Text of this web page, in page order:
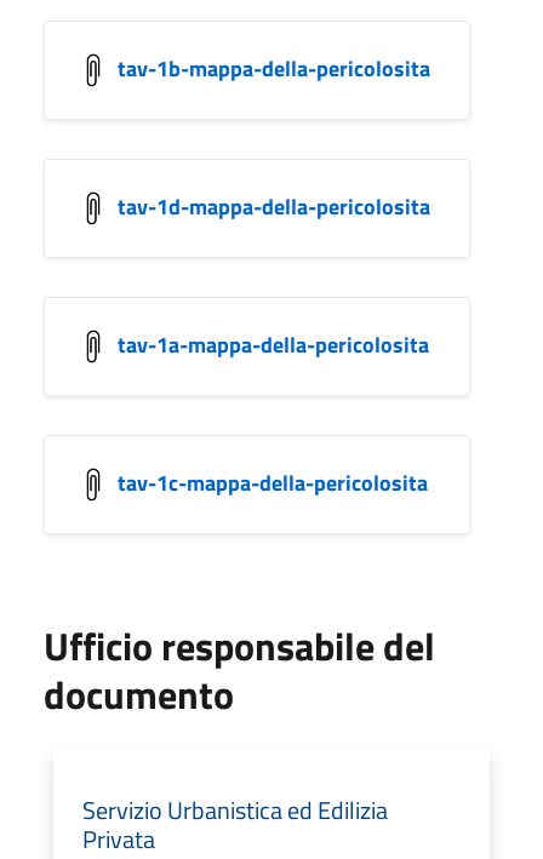
tav-1b-mappa-della-pericolosita
tav-1d-mappa-della-pericolosita
tav-1a-mappa-della-pericolosita
tav-1c-mappa-della-pericolosita
Ufficio responsabile del
documento
Servizio Urbanistica ed Edilizia
Privata